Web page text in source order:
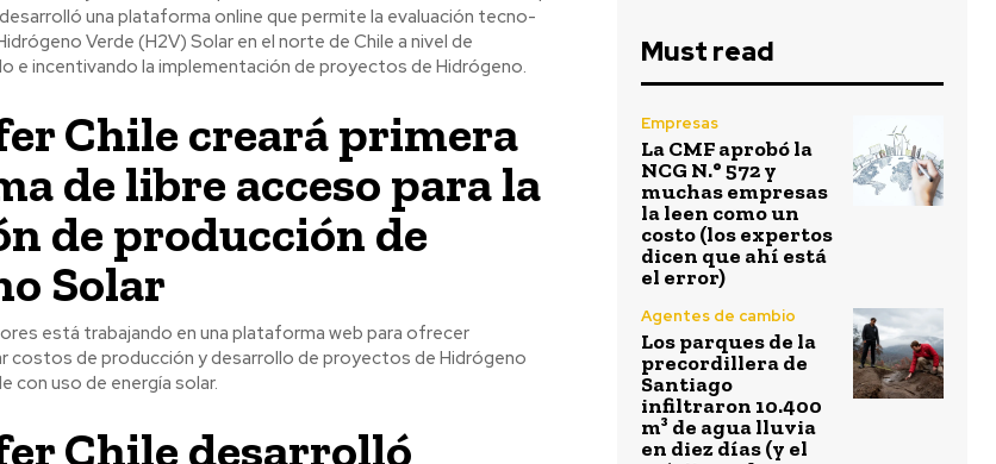
una plataforma online que permite la evaluación tecno-
Verde (H2V) Solar en el norte de Chile a nivel de
e incentivando la implementación de proyectos de Hidrógeno.
Chile creará primera
de libre acceso para la
de producción de
Solar
está trabajando en una plataforma web para ofrecer
costos de producción y desarrollo de proyectos de Hidrógeno
con uso de energía solar.
Chile desarrolló
Must read
Empresas
La CMF aprobó la
NCG N.° 572 y
muchas empresas
la leen como un
costo (los expertos
dicen que ahí está
el error)
Agentes de cambio
Los parques de la
precordillera de
Santiago
infiltraron 10.400
m³ de agua lluvia
en diez días (y el